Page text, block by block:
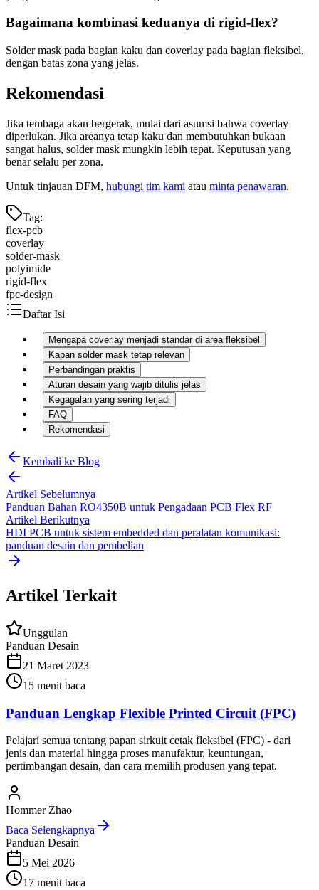
Bagaimana kombinasi keduanya di rigid-flex?
Solder mask pada bagian kaku dan coverlay pada bagian fleksibel,
dengan batas zona yang jelas.
Rekomendasi
Jika tembaga akan bergerak, mulai dari asumsi bahwa coverlay
diperlukan. Jika areanya tetap kaku dan membutuhkan bukaan
sangat halus, solder mask mungkin lebih tepat. Keputusan yang
benar selalu per zona.
Untuk tinjauan DFM, hubungi tim kami atau minta penawaran.
Tag:
flex-pcb
coverlay
solder-mask
polyimide
rigid-flex
fpc-design
Daftar Isi
Mengapa coverlay menjadi standar di area fleksibel
Kapan solder mask tetap relevan
Perbandingan praktis
Aturan desain yang wajib ditulis jelas
Kegagalan yang sering terjadi
FAQ
Rekomendasi
Kembali ke Blog
Artikel Sebelumnya
Panduan Bahan RO4350B untuk Pengadaan PCB Flex RF
Artikel Berikutnya
HDI PCB untuk sistem embedded dan peralatan komunikasi:
panduan desain dan pembelian
Artikel Terkait
Unggulan
Panduan Desain
21 Maret 2023
15 menit baca
Panduan Lengkap Flexible Printed Circuit (FPC)
Pelajari semua tentang papan sirkuit cetak fleksibel (FPC) - dari
jenis dan material hingga proses manufaktur, keuntungan,
pertimbangan desain, dan cara memilih produsen yang tepat.
Hommer Zhao
Baca Selengkapnya
Panduan Desain
5 Mei 2026
17 menit baca